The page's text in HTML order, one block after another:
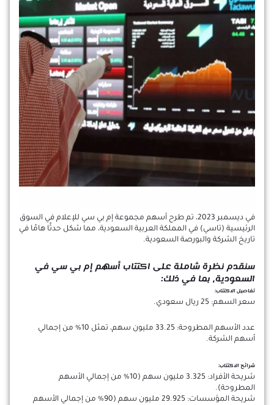
في ديسمبر 2023، تم طرح أسهم مجموعة إم بي سي للإعلام في السوق
الرئيسية (تاسي) في المملكة العربية السعودية، مما شكل حدثًا هامًا في
تاريخ الشركة والبورصة السعودية.
سنقدم نظرة شاملة على اكتتاب أسهم إم بي سي في
السعودية، بما في ذلك:
تفاصيل الاكتتاب:
سعر السهم: 25 ريال سعودي.
عدد الأسهم المطروحة: 33.25 مليون سهم، تمثل 10% من إجمالي
أسهم الشركة.
شرائح الاكتتاب:
شريحة الأفراد: 3.325 مليون سهم (10% من إجمالي الأسهم
المطروحة).
شريحة المؤسسات: 29.925 مليون سهم (90% من إجمالي الأسهم